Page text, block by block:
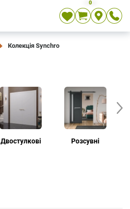
0
Колекція Synchro
Двостулкові Розсувні